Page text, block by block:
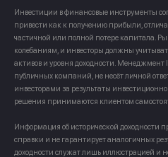
Инвестиции в финансовые инструменты
привести как к получению прибыли,
частичной или полной потере капитала.
колебаниям, и инвесторы должны
активов и уровня доходности.
публичных компаний, не несёт личной
инвесторами за результаты
решения принимаются клиентом
Информация об исторической доходности
справки и не гарантирует аналогичных
доходности служат лишь иллюстрацией и